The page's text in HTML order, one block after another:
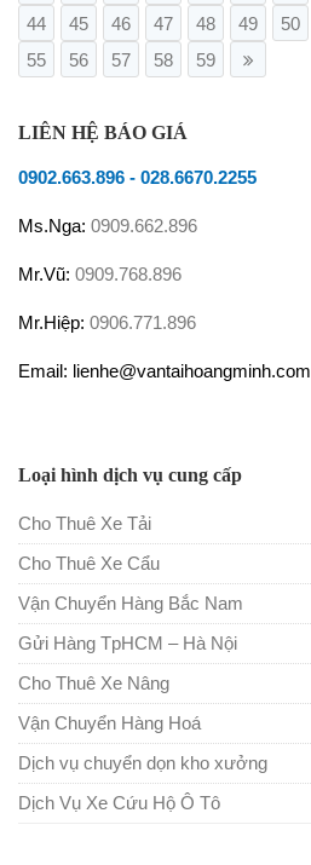
44 45 46 47 48 49 50
55
56 57 58 59
LIÊN HỆ BÁO GIÁ
0902.663.896 - 028.6670.2255
Ms.Nga: 0909.662.896
Mr.Vũ: 0909.768.896
Mr.Hiệp: 0906.771.896
Email: lienhe@vantaihoangminh.com
Loại hình dịch vụ cung cấp
Cho Thuê Xe Tải
Cho Thuê Xe Cẩu
Vận Chuyển Hàng Bắc Nam
Gửi Hàng TpHCM – Hà Nội
Cho Thuê Xe Nâng
Vận Chuyển Hàng Hoá
Dịch vụ chuyển dọn kho xưởng
Dịch Vụ Xe Cứu Hộ Ô Tô